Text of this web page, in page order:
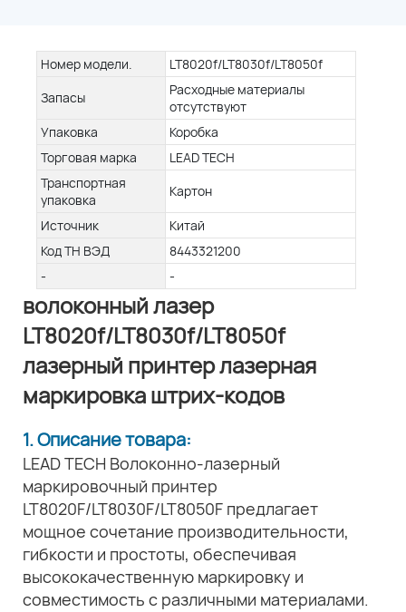
Номер модели.
LT8020f/LT8030f/LT8050f
Запасы
Расходные материалы
отсутствуют
Упаковка
Коробка
Торговая марка
LEAD TECH
Транспортная
упаковка
Картон
Источник
Китай
Код ТН ВЭД
8443321200
-
-
волоконный лазер
LT8020f/LT8030f/LT8050f
лазерный принтер лазерная
маркировка штрих-кодов
1. Описание товара:
LEAD TECH Волоконно-лазерный
маркировочный принтер
LT8020F/LT8030F/LT8050F предлагает
мощное сочетание производительности,
гибкости и простоты, обеспечивая
высококачественную маркировку и
совместимость с различными материалами.